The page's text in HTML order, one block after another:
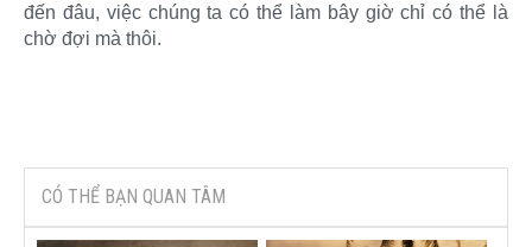
đến đâu, việc chúng ta có thể làm bây giờ chỉ có thể là
chờ đợi mà thôi.​
CÓ THỂ BẠN QUAN TÂM